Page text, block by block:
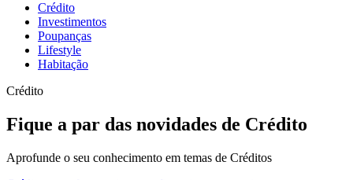
Crédito
Investimentos
Poupanças
Lifestyle
Habitação
Crédito
Fique a par das novidades de Crédito
Aprofunde o seu conhecimento em temas de Créditos